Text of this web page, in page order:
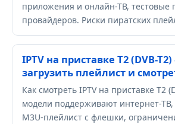
приложения и онлайн-ТВ, тестовые
провайдеров. Риски пиратских
IPTV на приставке Т2 (DVB-
загрузить плейлист и
Как смотреть IPTV на приставке Т2
модели поддерживают интернет-ТВ,
M3U-плейлист с флешки,